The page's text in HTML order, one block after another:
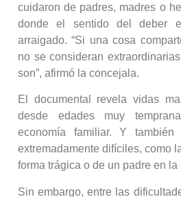
cuidaron de padres, madres o
donde el sentido del deber
arraigado. “Si una cosa
no se consideran
son”, afirmó la concejala.
El documental revela vidas
desde edades muy
economía familiar. Y
extremadamente difíciles, como
forma trágica o de un padre en la
Sin embargo, entre las